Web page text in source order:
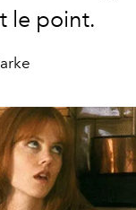
le point.